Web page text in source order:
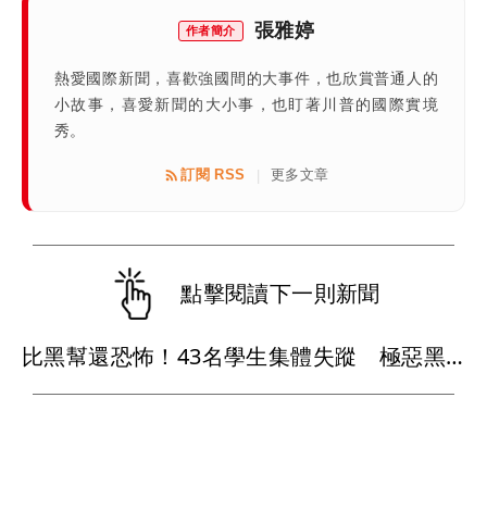
作者簡介 張雅婷
熱愛國際新聞，喜歡強國間的大事件，也欣賞普通人的
小故事，喜愛新聞的大小事，也盯著川普的國際實境
秀。
訂閱 RSS | 更多文章
點擊閱讀下一則新聞
比黑幫還恐怖！43名學生集體失蹤 極惡黑心政客恐涉「器官」買賣